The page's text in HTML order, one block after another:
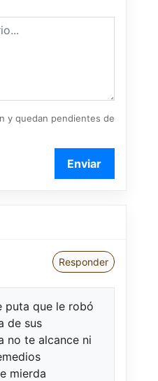
y quedan pendientes de
Enviar
Responder
puta que le robó
de sus
no te alcance ni
mierda